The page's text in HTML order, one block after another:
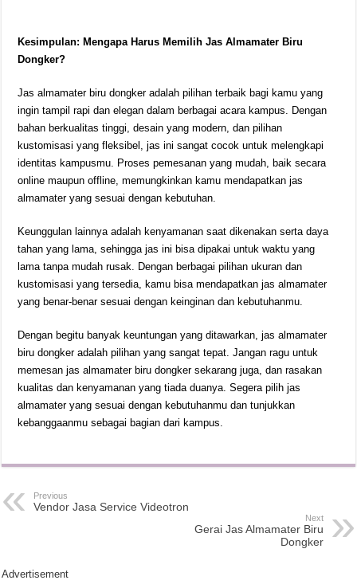
Kesimpulan: Mengapa Harus Memilih Jas Almamater Biru
Dongker?
Jas almamater biru dongker adalah pilihan terbaik bagi kamu yang
ingin tampil rapi dan elegan dalam berbagai acara kampus. Dengan
bahan berkualitas tinggi, desain yang modern, dan pilihan
kustomisasi yang fleksibel, jas ini sangat cocok untuk melengkapi
identitas kampusmu. Proses pemesanan yang mudah, baik secara
online maupun offline, memungkinkan kamu mendapatkan jas
almamater yang sesuai dengan kebutuhan.
Keunggulan lainnya adalah kenyamanan saat dikenakan serta daya
tahan yang lama, sehingga jas ini bisa dipakai untuk waktu yang
lama tanpa mudah rusak. Dengan berbagai pilihan ukuran dan
kustomisasi yang tersedia, kamu bisa mendapatkan jas almamater
yang benar-benar sesuai dengan keinginan dan kebutuhanmu.
Dengan begitu banyak keuntungan yang ditawarkan, jas almamater
biru dongker adalah pilihan yang sangat tepat. Jangan ragu untuk
memesan jas almamater biru dongker sekarang juga, dan rasakan
kualitas dan kenyamanan yang tiada duanya. Segera pilih jas
almamater yang sesuai dengan kebutuhanmu dan tunjukkan
kebanggaanmu sebagai bagian dari kampus.
Previous
Vendor Jasa Service Videotron
Next
Gerai Jas Almamater Biru
Dongker
Advertisement